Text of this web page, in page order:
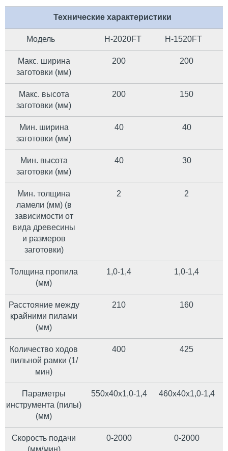
Технические характеристики
Модель H-2020FT H-1520FT
Макс. ширина
заготовки (мм)
200 200
Макс. высота
заготовки (мм)
200 150
Мин. ширина
заготовки (мм)
40 40
Мин. высота
заготовки (мм)
40 30
Мин. толщина
ламели (мм) (в
зависимости от
вида древесины
и размеров
заготовки)
2 2
Толщина пропила
(мм)
1,0-1,4 1,0-1,4
Расстояние между
крайними пилами
(мм)
210 160
Количество ходов
пильной рамки (1/
мин)
400 425
Параметры
инструмента (пилы)
(мм)
550х40х1,0-1,4 460х40х1,0-1,4
Cкорость подачи
(мм/мин)
0-2000 0-2000